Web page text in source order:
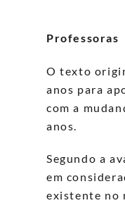
Professoras
O texto
anos para
com a
anos.
Segundo a
em
existente no